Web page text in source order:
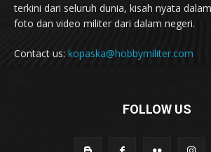
terkini dari seluruh dunia, kisah nyata
foto dan video militer dari dalam negeri.
Contact us: kopaska@hobbymiliter.com
FOLLOW US